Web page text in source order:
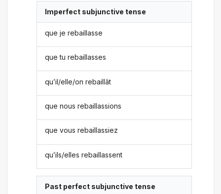
Imperfect subjunctive tense
que je rebaillasse
que tu rebaillasses
qu’il/elle/on rebaillât
que nous rebaillassions
que vous rebaillassiez
qu’ils/elles rebaillassent
Past perfect subjunctive tense